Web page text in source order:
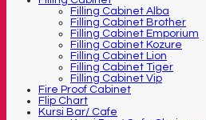
Filling Cabinet Alba
Filling Cabinet Brother
Filling Cabinet Emporium
Filling Cabinet Kozure
Filling Cabinet Lion
Filling Cabinet Tiger
Filling Cabinet Vip
Fire Proof Cabinet
Flip Chart
Kursi Bar/ Cafe